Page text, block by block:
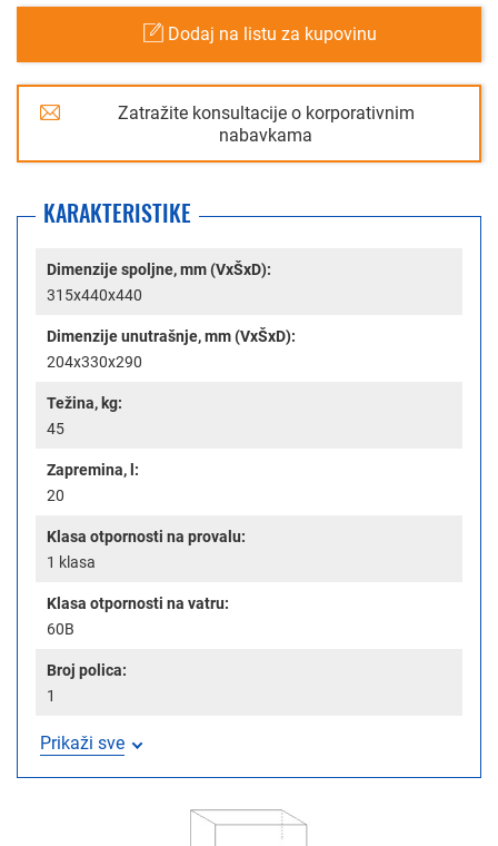
Dodaj na listu za kupovinu
Zatražite konsultacije o korporativnim
nabavkama
KARAKTERISTIKE
Dimenzije spoljne, mm (VxŠxD):
315x440x440
Dimenzije unutrašnje, mm (VxŠxD):
204x330x290
Težina, kg:
45
Zapremina, l:
20
Klasa otpornosti na provalu:
1 klasa
Klasa otpornosti na vatru:
60B
Broj polica:
1
Prikaži sve